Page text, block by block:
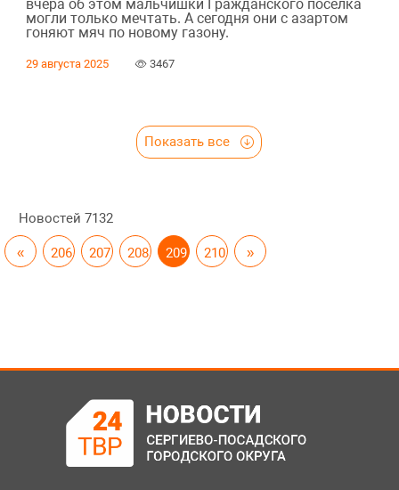
вчера об этом мальчишки Гражданского посёлка
могли только мечтать. А сегодня они с азартом
гоняют мяч по новому газону.
29 августа 2025 3467
Показать все
Новостей 7132
« 206 207 208 209 210 »